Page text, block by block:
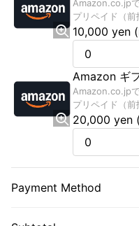
Amazon.co.jp
プリペイド（前
10,000 yen
Amazon ギ
Amazon.co.jp
プリペイド（前
20,000 yen
Payment Method